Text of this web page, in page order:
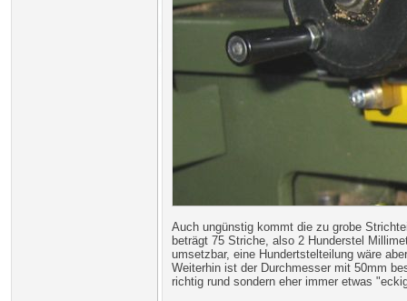
Auch ungünstig kommt die zu grobe
beträgt 75 Striche, also 2 Hunderstel
umsetzbar, eine Hundertstelteilung wäre
Weiterhin ist der Durchmesser mit 50mm
richtig rund sondern eher immer etwas